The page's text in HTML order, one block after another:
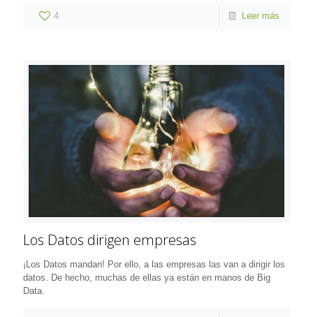
4 Leer más
Los Datos dirigen empresas
¡Los Datos mandan! Por ello, a las empresas las van a dirigir los
datos. De hecho, muchas de ellas ya están en manos de Big
Data.